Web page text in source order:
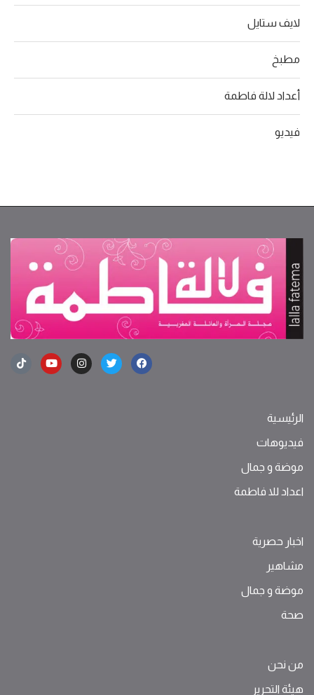
لايف ستايل
مطبخ
أعداد لالة فاطمة
فيديو
الرئيسية
فيديوهات
موضة ‫و‬ ‫‬‫جمال‬
اعداد للا فاطمة
اخبار حصرية
مشاهير
موضة ‫و‬ ‫‬‫جمال‬
صحة
من نحن
هيئة التحرير